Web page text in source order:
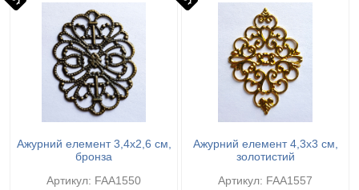
Ажурний елемент 3,4х2,6 см,
бронза
Артикул: FAA1550
Ажурний елемент 4,3х3 см,
золотистий
Артикул: FAA1557